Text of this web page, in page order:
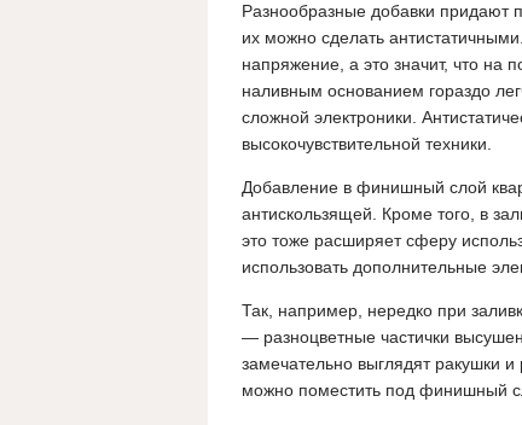
Разнообразные добавки придают
их можно сделать
напряжение, а это значит, что на
наливным основанием гораздо
сложной электроники.
высокочувствительной техники.
Добавление в финишный слой
антискользящей. Кроме того, в
это тоже расширяет сферу
использовать дополнительные
Так, например, нередко при
— разноцветные частички
замечательно выглядят ракушки
можно поместить под финишный